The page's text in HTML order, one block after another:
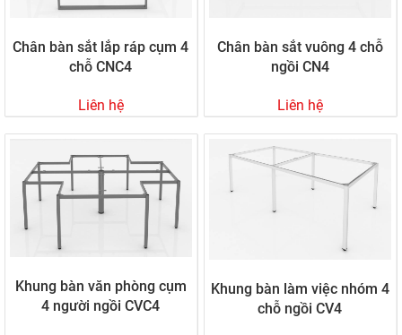
Chân bàn sắt lắp ráp cụm 4
chỗ CNC4
Liên hệ
Chân bàn sắt vuông 4 chỗ
ngồi CN4
Liên hệ
Khung bàn văn phòng cụm
4 người ngồi CVC4
Khung bàn làm việc nhóm 4
chỗ ngồi CV4